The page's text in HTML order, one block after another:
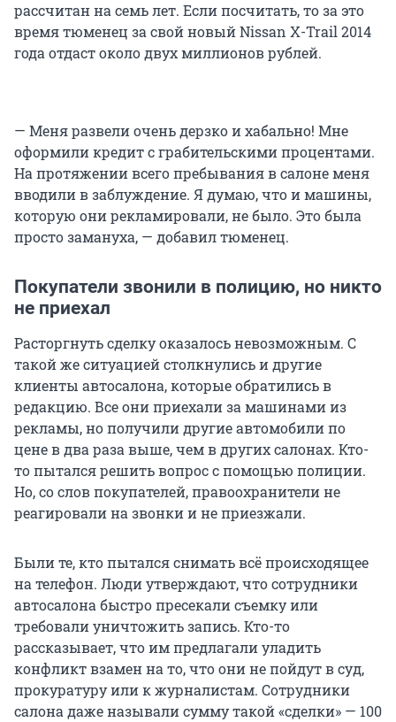
рассчитан на семь лет. Если посчитать, то за это
время тюменец за свой новый Nissan X-Trail 2014
года отдаст около двух миллионов рублей.
— Меня развели очень дерзко и хабально! Мне
оформили кредит с грабительскими процентами.
На протяжении всего пребывания в салоне меня
вводили в заблуждение. Я думаю, что и машины,
которую они рекламировали, не было. Это была
просто замануха, — добавил тюменец.
Покупатели звонили в полицию, но никто
не приехал
Расторгнуть сделку оказалось невозможным. С
такой же ситуацией столкнулись и другие
клиенты автосалона, которые обратились в
редакцию. Все они приехали за машинами из
рекламы, но получили другие автомобили по
цене в два раза выше, чем в других салонах. Кто-
то пытался решить вопрос с помощью полиции.
Но, со слов покупателей, правоохранители не
реагировали на звонки и не приезжали.
Были те, кто пытался снимать всё происходящее
на телефон. Люди утверждают, что сотрудники
автосалона быстро пресекали съемку или
требовали уничтожить запись. Кто-то
рассказывает, что им предлагали уладить
конфликт взамен на то, что они не пойдут в суд,
прокуратуру или к журналистам. Сотрудники
салона даже называли сумму такой «сделки» — 100